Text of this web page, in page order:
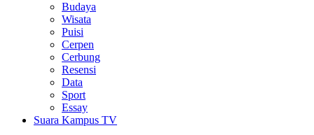
Budaya
Wisata
Puisi
Cerpen
Cerbung
Resensi
Data
Sport
Essay
Suara Kampus TV